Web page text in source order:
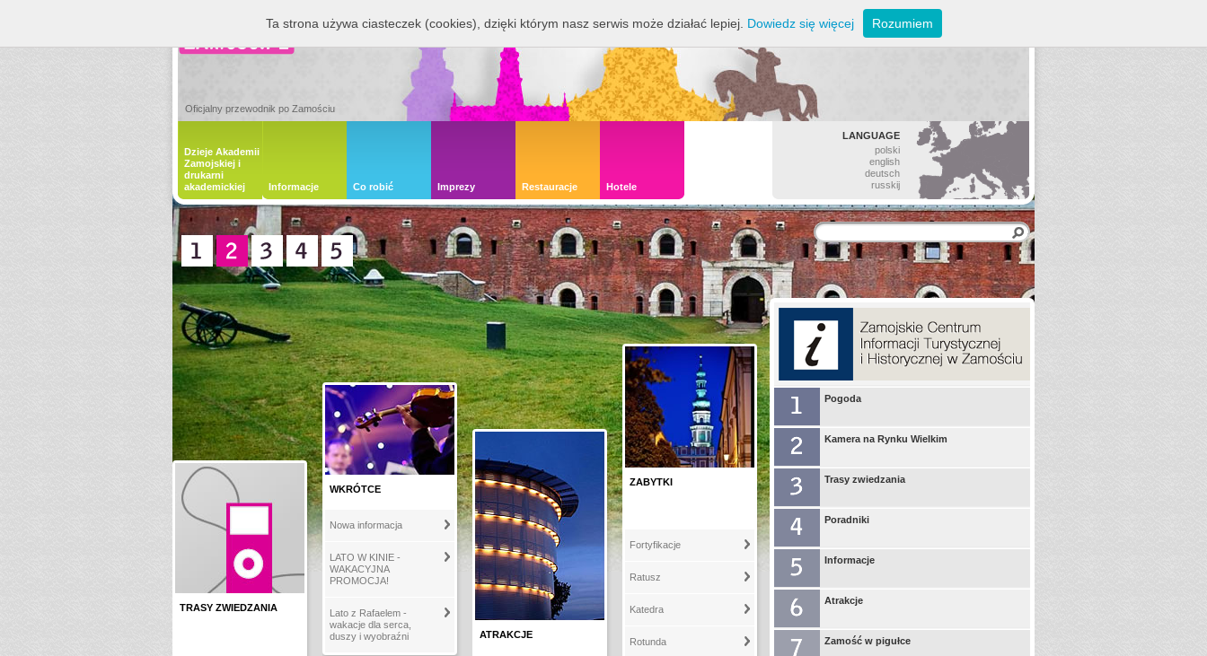
Oficjalny przewodnik po Zamościu
Dzieje Akademii
Zamojskiej i
drukarni
akademickiej
Informacje Co robić Imprezy Restauracje Hotele
LANGUAGE
polski
english
deutsch
russkij
2 3 5
TRASY ZWIEDZANIA
WKRÓTCE
Nowa informacja
LATO W KINIE -
WAKACYJNA
PROMOCJA!
Lato z Rafaelem -
wakacje dla serca,
duszy i wyobraźni
ATRAKCJE
ZABYTKI
Fortyfikacje
Ratusz
Katedra
Rotunda
Pogoda
Kamera na Rynku Wielkim
Trasy zwiedzania
Poradniki
Informacje
Atrakcje
Zamość w pigułce
Ta strona używa ciasteczek (cookies), dzięki którym nasz serwis może działać lepiej. Dowiedz się więcej Rozumiem